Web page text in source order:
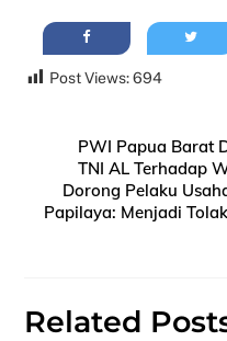
Post Views: 694
PWI Papua Barat
TNI AL Terhadap
Dorong Pelaku
Papilaya: Menjadi
Related